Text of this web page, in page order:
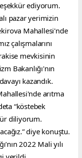
ediyorum.
pazar yerimizin
Mahallesi'nde
çalışmalarını
mevkisinin
Bakanlığı'nın
kazandık.
arıtma
“köstebek
diliyorum.
diye konuştu.
2022 Mali yılı